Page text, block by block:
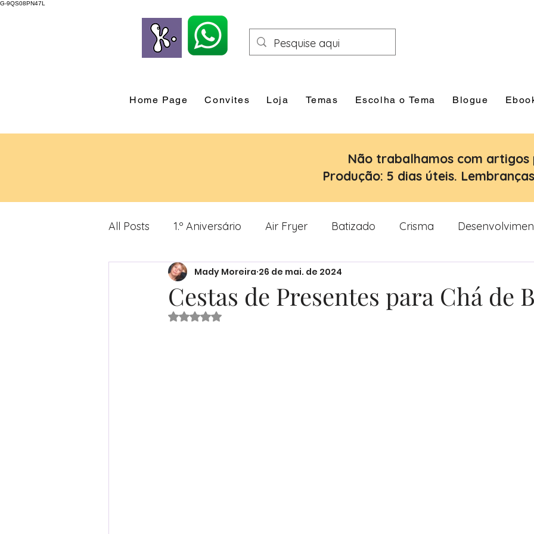
G-9QS08PN47L
Home Page Convites Loja Temas Escolha o Tema Blogue
Não trabalhamos com artigos
Produção: 5 dias úteis.
All Posts 1.º Aniversário Air Fryer Batizado Crisma
Desenvolvimento Profissional Festas
Receitas Ser Mulher
Cestas de Presentes para Chá de
Mady Moreira 26 de mai. de 2024
Avaliado com NaN de 5 estrelas.